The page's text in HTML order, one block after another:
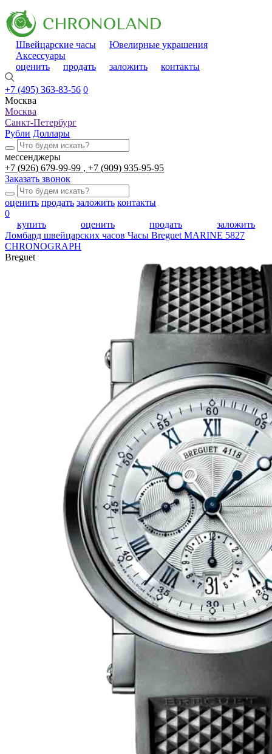
Швейцарские часы
Ювелирные украшения
Аксессуары
оценить
продать заложить контакты
+7 (495) 363-83-56 0
Москва
Москва
Санкт-Петербург
Рубли Доллары
мессенджеры
+7 (926) 679-99-99
+7 (909) 935-95-95
Заказать звонок
оценить продать заложить контакты
0
купить
оценить продать
заложить
Ломбард швейцарских часов Часы Breguet MARINE 5827
CHRONOGRAPH
Breguet